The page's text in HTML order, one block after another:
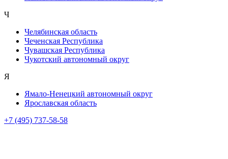
Ч
Челябинская область
Чеченская Республика
Чувашская Республика
Чукотский автономный округ
Я
Ямало-Ненецкий автономный округ
Ярославская область
+7 (495) 737-58-58